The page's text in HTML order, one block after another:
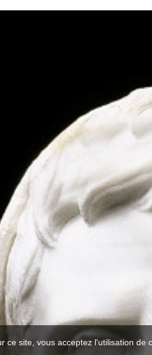
ce site, vous acceptez l'utilisation